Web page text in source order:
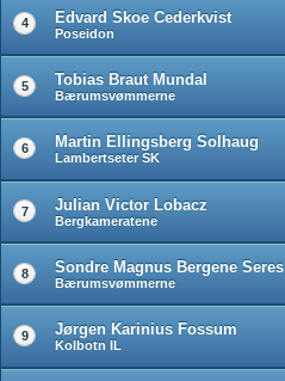
4 Edvard Skoe Cederkvist
Poseidon
5 Tobias Braut Mundal
Bærumsvømmerne
6 Martin Ellingsberg Solhaug
Lambertseter SK
7 Julian Victor Lobacz
Bergkameratene
8 Sondre Magnus Bergene Seres
Bærumsvømmerne
9 Jørgen Karinius Fossum
Kolbotn IL